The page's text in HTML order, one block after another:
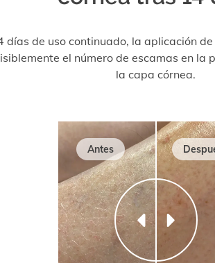
días de uso continuado, la aplicación
el número de escamas en la
la capa córnea.
Antes